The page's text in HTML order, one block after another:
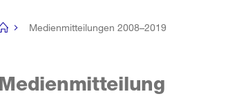
Medienmitteilungen 2008–2019